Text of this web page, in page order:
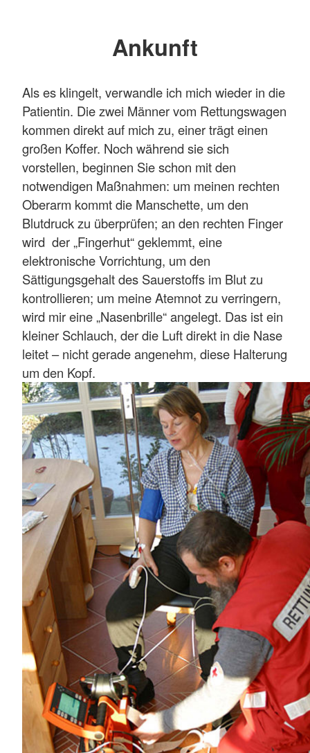
Ankunft
Als es klingelt, verwandle ich mich wieder in die
Patientin. Die zwei Männer vom Rettungswagen
kommen direkt auf mich zu, einer trägt einen
großen Koffer. Noch während sie sich
vorstellen, beginnen Sie schon mit den
notwendigen Maßnahmen: um meinen rechten
Oberarm kommt die Manschette, um den
Blutdruck zu überprüfen; an den rechten Finger
wird der „Fingerhut“ geklemmt, eine
elektronische Vorrichtung, um den
Sättigungsgehalt des Sauerstoffs im Blut zu
kontrollieren; um meine Atemnot zu verringern,
wird mir eine „Nasenbrille“ angelegt. Das ist ein
kleiner Schlauch, der die Luft direkt in die Nase
leitet – nicht gerade angenehm, diese Halterung
um den Kopf.